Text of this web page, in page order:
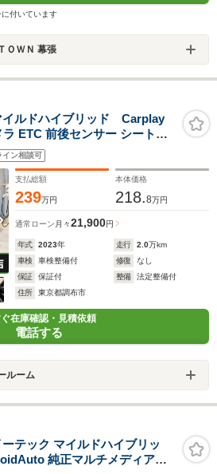
付いています
ＯＷＮ 幕張
ルドハイブリッド Carplay
ー シートヒ
正18インチアルミ ACC
イン相談可
支払総額
239万円
本体価格
218.8万円
通常ローン 月々21,900円
年式 2023年 走行 2.0万km
車検
車検整備付 修復
なし
保証
保証付 整備
法定整備付
住所
東京都調布市
在庫確認・見積依頼
電話する
ルーム
テック マイルドハイブリッ
純正マルチメディア